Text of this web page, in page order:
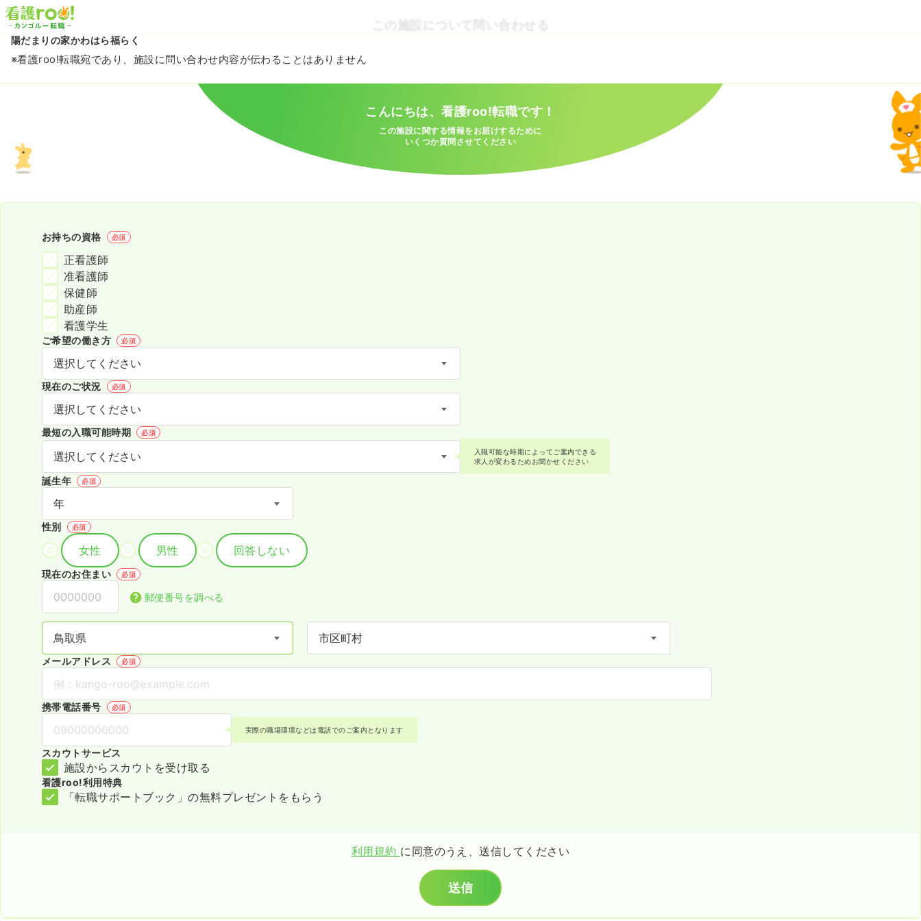
この施設について問い合わせる
陽だまりの家かわはら福らく
※看護roo!転職宛であり、施設に問い合わせ内容が伝わることはありません
こんにちは、看護roo!転職です！
この施設に関する情報をお届けするために
いくつか質問させてください
お持ちの資格 必須
正看護師
准看護師
保健師
助産師
看護学生
ご希望の働き方 必須
現在のご状況 必須
最短の入職可能時期 必須
入職可能な時期によってご案内できる
求人が変わるためお聞かせください
誕生年 必須
性別 必須
女性 男性 回答しない
現在のお住まい 必須
郵便番号を調べる
メールアドレス 必須
携帯電話番号 必須
実際の職場環境などは電話でのご案内となります
スカウトサービス
施設からスカウトを受け取る
看護roo!利用特典
「転職サポートブック」の無料プレゼントをもらう
利用規約 に同意のうえ、送信してください
送信